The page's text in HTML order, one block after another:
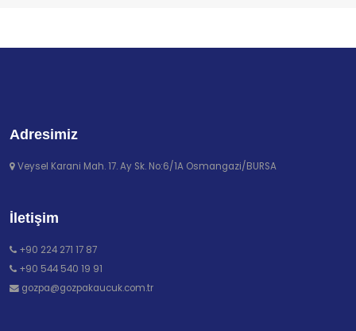
Adresimiz
Veysel Karani Mah. 17. Ay Sk. No:6/1A Osmangazi/BURSA
İletişim
+90 224 271 17 87
+90 544 540 19 91
gozpa@gozpakaucuk.com.tr